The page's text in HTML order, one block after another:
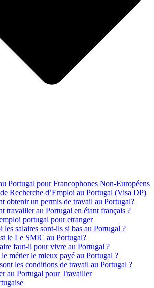
Portugal pour Francophones Non-Européens
Recherche d’Emploi au Portugal (Visa DP)
obtenir un permis de travail au Portugal?
travailler au Portugal en étant français ?
portugal pour etranger
les salaires sont-ils si bas au Portugal ?
le Le SMIC au Portugal?
faut-il pour vivre au Portugal ?
métier le mieux payé au Portugal ?
les conditions de travail au Portugal ?
au Portugal pour Travailler